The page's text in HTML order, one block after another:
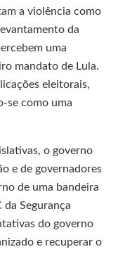
a violência como
da
uma
mandato de Lula.
eleitorais,
se como uma
o governo
e de governadores
de uma bandeira
Segurança
do governo
e recuperar o